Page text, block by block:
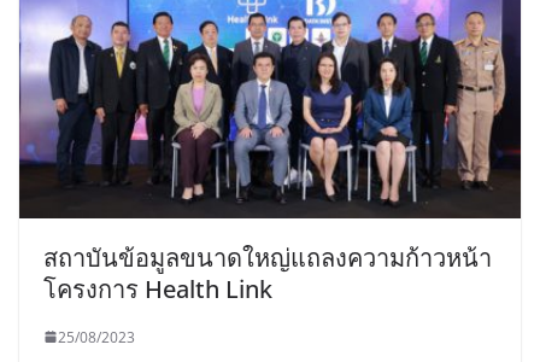
สถาบันข้อมูลขนาดใหญ่แถลงความก้าวหน้า
โครงการ Health Link
25/08/2023